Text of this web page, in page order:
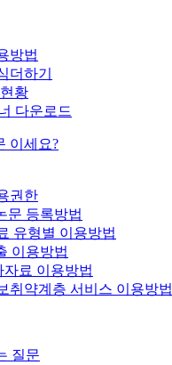
방법
더하기
황
다운로드
이세요?
권한
문 등록방법
유형별 이용방법
이용방법
자료 이용방법
취약계층 서비스 이용방법
질문